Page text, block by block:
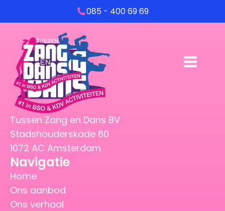
085 - 400 69 69
Tussen Zang en Dans BV
Stadshouderskade 60
1072 AC Amsterdam
Navigatie
Home
Ons aanbod
Ons verhaal